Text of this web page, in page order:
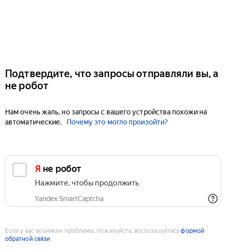
Подтвердите, что запросы отправляли вы, а
не робот
Нам очень жаль, но запросы с вашего устройства похожи на
автоматические.
Почему это могло произойти?
Я не робот
Нажмите, чтобы продолжить
Yandex SmartCaptcha
Если у вас возникли проблемы, пожалуйста, воспользуйтесьформой
обратной связи